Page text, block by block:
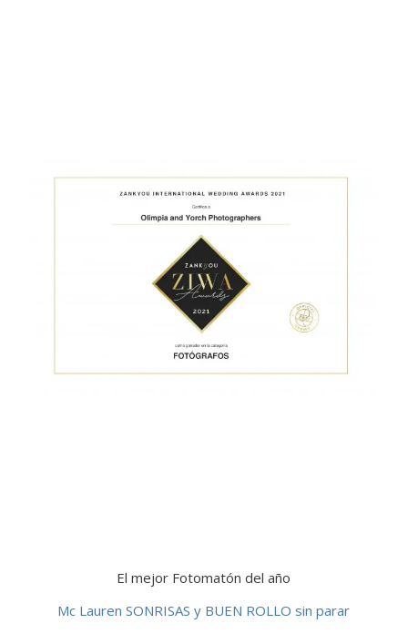
El mejor Fotomatón del año
Mc Lauren SONRISAS y BUEN ROLLO sin parar